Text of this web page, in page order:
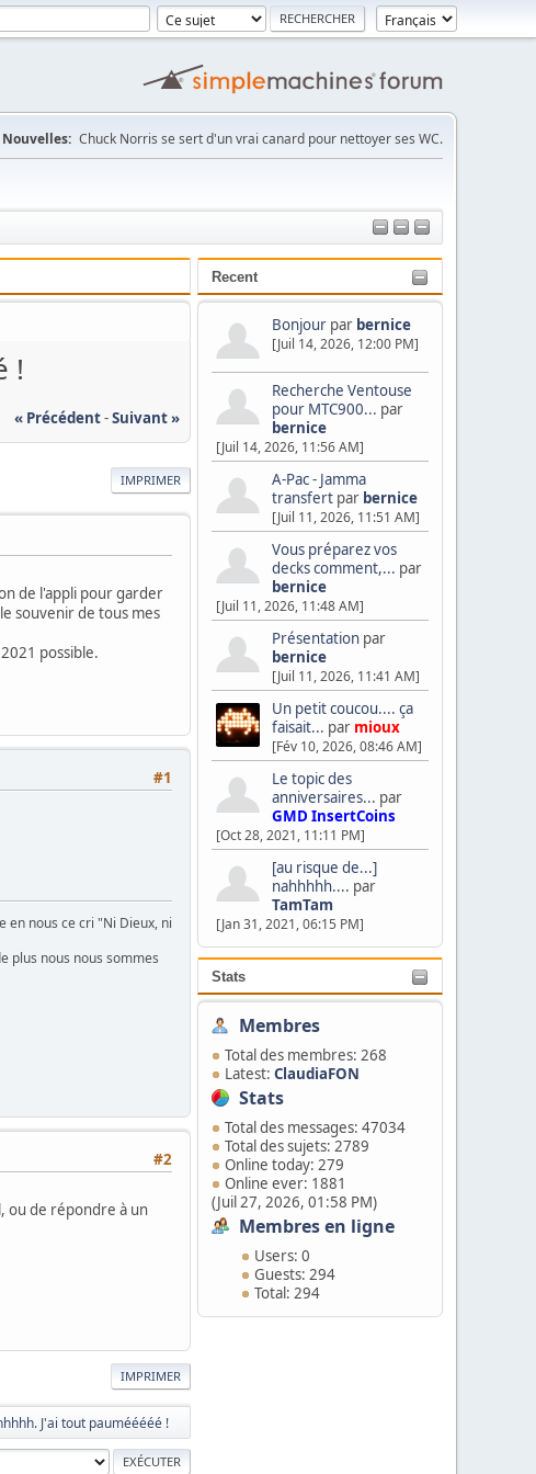
Nouvelles: Chuck Norris se sert d'un vrai canard pour nettoyer ses WC.
Recent
Bonjour par bernice
[Juil 14, 2026, 12:00 PM]
Recherche Ventouse
pour MTC900... par
bernice
[Juil 14, 2026, 11:56 AM]
A-Pac - Jamma
transfert par bernice
[Juil 11, 2026, 11:51 AM]
Vous préparez vos
decks comment,... par
bernice
[Juil 11, 2026, 11:48 AM]
Présentation par
bernice
[Juil 11, 2026, 11:41 AM]
Un petit coucou.... ça
faisait... par mioux
[Fév 10, 2026, 08:46 AM]
Le topic des
anniversaires... par
GMD InsertCoins
[Oct 28, 2021, 11:11 PM]
[au risque de...]
nahhhhh.... par
TamTam
[Jan 31, 2021, 06:15 PM]
Stats
Membres
Total des membres: 268
Latest: ClaudiaFON
Stats
Total des messages: 47034
Total des sujets: 2789
Online today: 279
Online ever: 1881
(Juil 27, 2026, 01:58 PM)
Membres en ligne
Users: 0
Guests: 294
Total: 294
!
« Précédent-Suivant »
IMPRIMER
de l'appli pour garder
souvenir de tous mes
possible.
#1
en nous ce cri "Ni Dieux, ni
plus nous nous sommes
#2
ou de répondre à un
IMPRIMER
J'ai tout paumééééé !